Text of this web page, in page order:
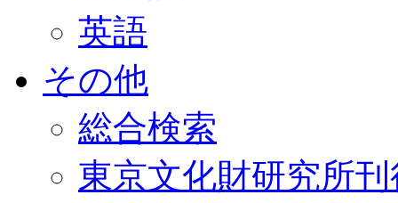
英語
その他
総合検索
東京文化財研究所